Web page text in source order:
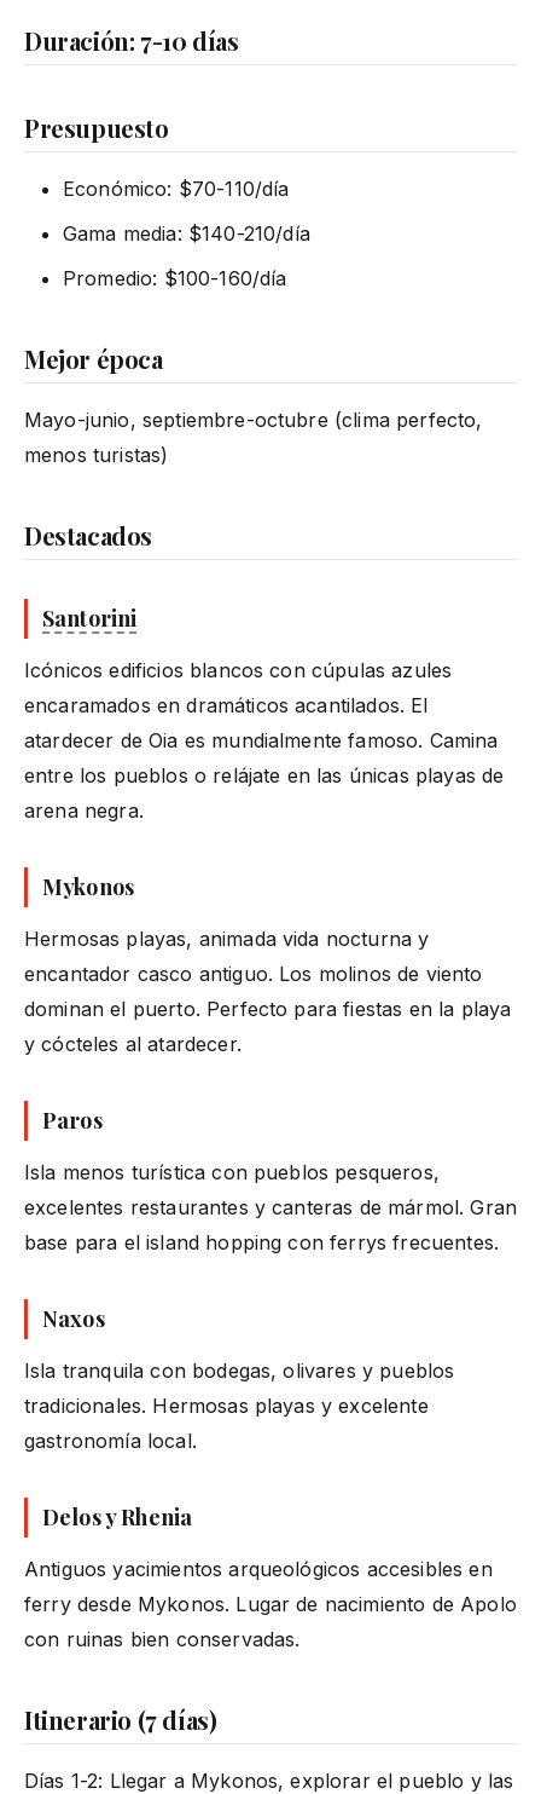
Duración: 7-10 días
Presupuesto
Económico: $70-110/día
Gama media: $140-210/día
Promedio: $100-160/día
Mejor época
Mayo-junio, septiembre-octubre (clima perfecto,
menos turistas)
Destacados
Santorini
Icónicos edificios blancos con cúpulas azules
encaramados en dramáticos acantilados. El
atardecer de Oia es mundialmente famoso. Camina
entre los pueblos o relájate en las únicas playas de
arena negra.
Mykonos
Hermosas playas, animada vida nocturna y
encantador casco antiguo. Los molinos de viento
dominan el puerto. Perfecto para fiestas en la playa
y cócteles al atardecer.
Paros
Isla menos turística con pueblos pesqueros,
excelentes restaurantes y canteras de mármol. Gran
base para el island hopping con ferrys frecuentes.
Naxos
Isla tranquila con bodegas, olivares y pueblos
tradicionales. Hermosas playas y excelente
gastronomía local.
Delos y Rhenia
Antiguos yacimientos arqueológicos accesibles en
ferry desde Mykonos. Lugar de nacimiento de Apolo
con ruinas bien conservadas.
Itinerario (7 días)
Días 1-2: Llegar a Mykonos, explorar el pueblo y las